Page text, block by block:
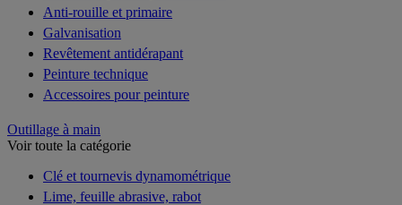
Anti-rouille et primaire
Galvanisation
Revêtement antidérapant
Peinture technique
Accessoires pour peinture
Outillage à main
Voir toute la catégorie
Clé et tournevis dynamométrique
Lime, feuille abrasive, rabot